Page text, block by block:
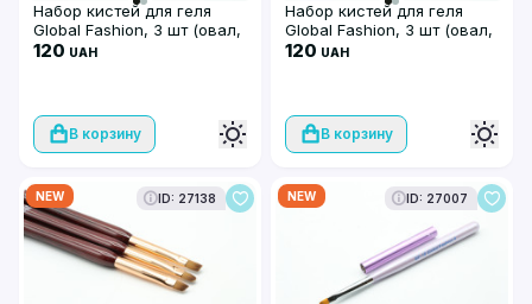
Набор кистей для геля
Global Fashion, 3 шт (овал,
прямая, скошенная)
120 UAH
В корзину
Набор кистей для геля
Global Fashion, 3 шт (овал,
прямая, скошенная)
120 UAH
В корзину
NEW ID: 27138 NEW ID: 27007